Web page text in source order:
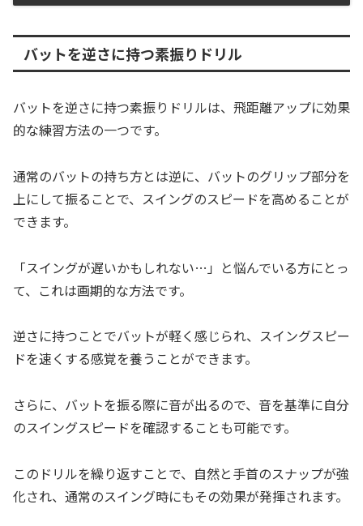
バットを逆さに持つ素振りドリル
バットを逆さに持つ素振りドリルは、飛距離アップに効果
的な練習方法の一つです。
通常のバットの持ち方とは逆に、バットのグリップ部分を
上にして振ることで、スイングのスピードを高めることが
できます。
「スイングが遅いかもしれない…」と悩んでいる方にとっ
て、これは画期的な方法です。
逆さに持つことでバットが軽く感じられ、スイングスピー
ドを速くする感覚を養うことができます。
さらに、バットを振る際に音が出るので、音を基準に自分
のスイングスピードを確認することも可能です。
このドリルを繰り返すことで、自然と手首のスナップが強
化され、通常のスイング時にもその効果が発揮されます。